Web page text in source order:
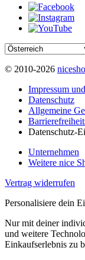
© 2010-2026
Impressum
Datenschutz
Allgemeine
Datenschutz-
Unternehmen
Weitere nice
Vertrag widerrufen
Personalisiere dein
Nur mit deiner
und weitere
Einkaufserlebnis zu